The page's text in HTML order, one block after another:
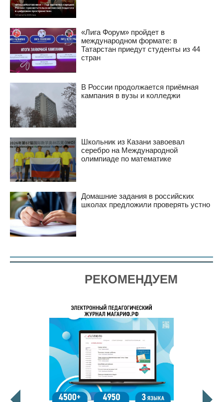
«Лига Форум» пройдет в
международном формате: в
Татарстан приедут студенты из 44
стран
В России продолжается приёмная
кампания в вузы и колледжи
Школьник из Казани завоевал
серебро на Международной
олимпиаде по математике
Домашние задания в российских
школах предложили проверять устно
РЕКОМЕНДУЕМ